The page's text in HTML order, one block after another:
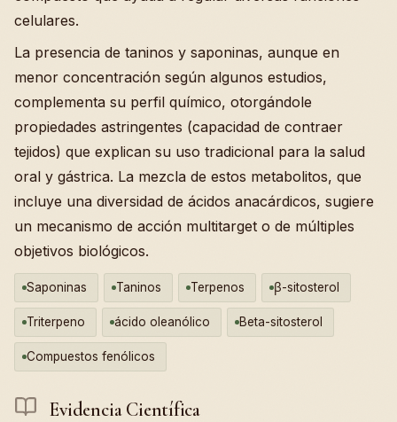
celulares.
La presencia de taninos y saponinas, aunque en
menor concentración según algunos estudios,
complementa su perfil químico, otorgándole
propiedades astringentes (capacidad de contraer
tejidos) que explican su uso tradicional para la salud
oral y gástrica. La mezcla de estos metabolitos, que
incluye una diversidad de ácidos anacárdicos, sugiere
un mecanismo de acción multitarget o de múltiples
objetivos biológicos.
Saponinas Taninos Terpenos β-sitosterol
Triterpeno ácido oleanólico Beta-sitosterol
Compuestos fenólicos
Evidencia Científica